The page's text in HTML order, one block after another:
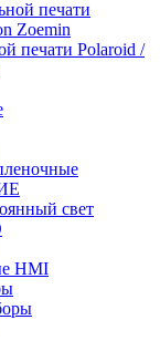
печати Polaroid /
свет
HMI